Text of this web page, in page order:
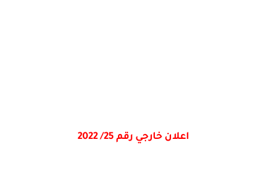
اعلان خارجي رقم 25/ 2022